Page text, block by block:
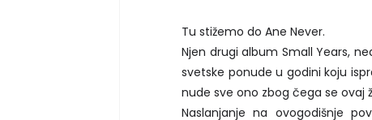
Tu stižemo do Ane Never.
Njen drugi album Small Years,
svetske ponude u godini koju
nude sve ono zbog čega se ovaj
Naslanjanje na ovogodišnje